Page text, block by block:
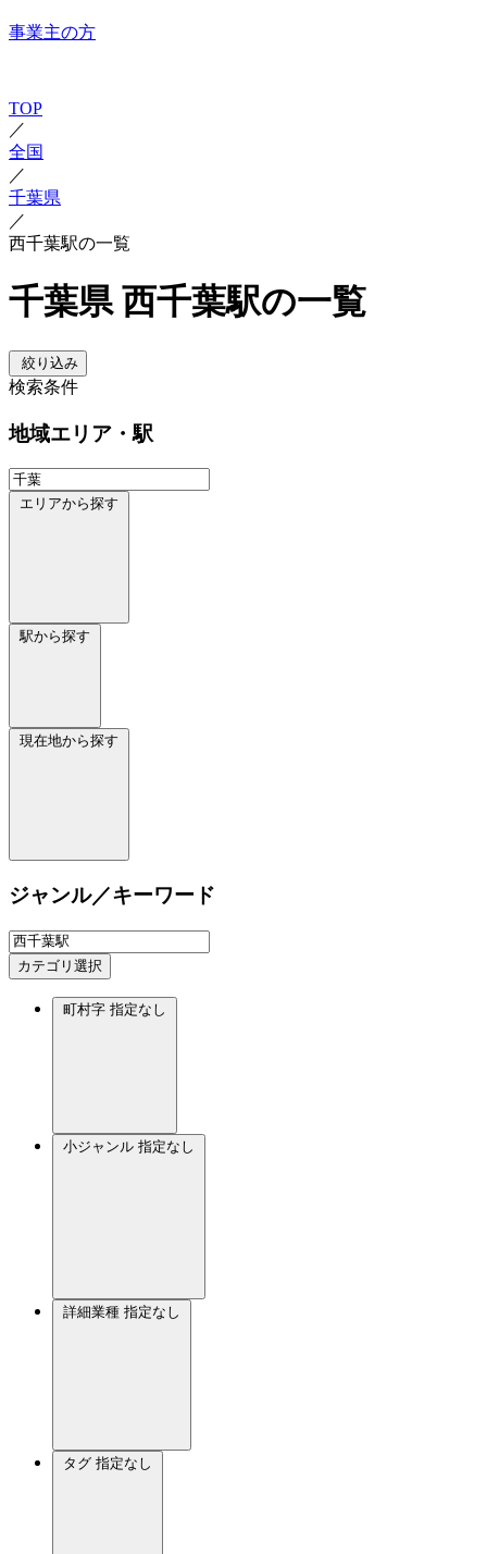
事業主の方
TOP
／
全国
／
千葉県
／
西千葉駅の一覧
千葉県 西千葉駅の一覧
絞り込み
検索条件
地域エリア・駅
エリアから探す
駅から探す
現在地から探す
ジャンル／キーワード
カテゴリ選択
町村字 指定なし
小ジャンル 指定なし
詳細業種 指定なし
タグ 指定なし